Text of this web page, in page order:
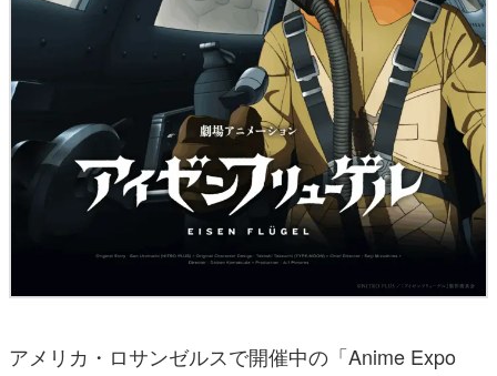
アメリカ・ロサンゼルスで開催中の「Anime Expo